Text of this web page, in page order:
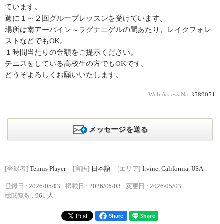
ています。
週に１～２回グループレッスンを受けています。
場所は南アーバイン～ラグナニゲルの間あたり。レイクフォレ
ストなどでもOK。
１時間当たりの金額をご提示ください。
テニスをしている高校生の方でもOKです。
どうぞよろしくお願いいたします。
Web Access No. 3589051
メッセージを送る
[登録者] Tennis Player [言語] 日本語 [エリア] Irvine, California, USA
登録日 : 2026/05/03 掲載日 : 2026/05/03 変更日 : 2026/05/03
総閲覧数 : 961 人
Share